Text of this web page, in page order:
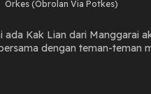
Orkes (Obrolan Via Potkes)
ada Kak Lian dari Manggarai
dengan teman-teman muda nya di
bisa berkontribusi dalam
dan menghadirkan